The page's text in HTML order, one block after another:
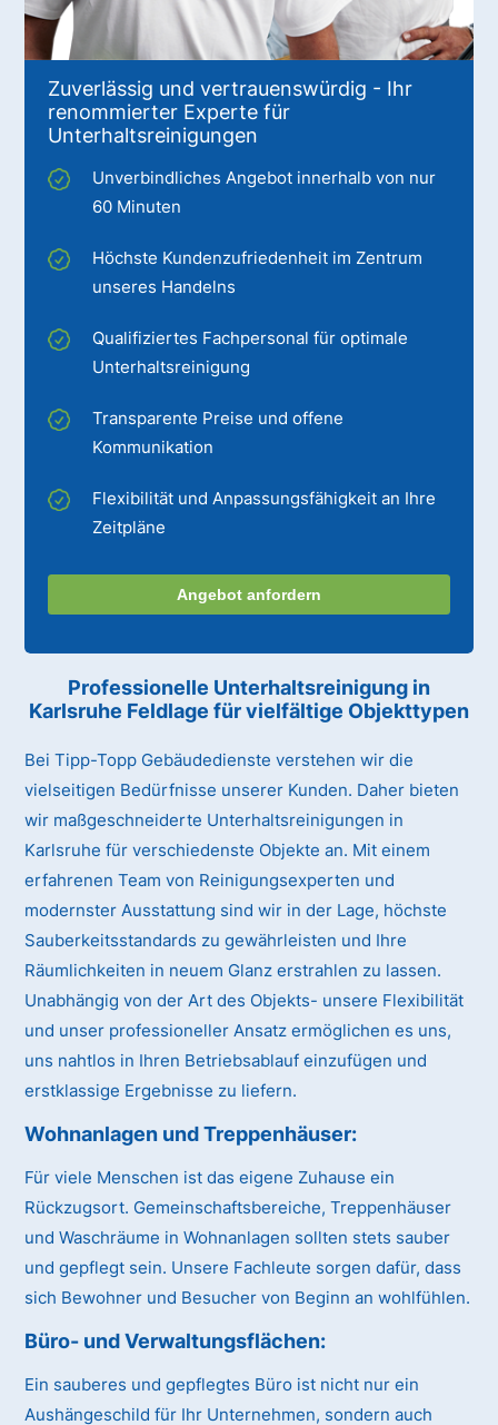
Zuverlässig und vertrauenswürdig - Ihr
renommierter Experte für
Unterhaltsreinigungen
Unverbindliches Angebot innerhalb von nur
60 Minuten
Höchste Kundenzufriedenheit im Zentrum
unseres Handelns
Qualifiziertes Fachpersonal für optimale
Unterhaltsreinigung
Transparente Preise und offene
Kommunikation
Flexibilität und Anpassungsfähigkeit an Ihre
Zeitpläne
Angebot anfordern
Professionelle Unterhaltsreinigung in
Karlsruhe Feldlage für vielfältige Objekttypen
Bei Tipp-Topp Gebäudedienste verstehen wir die
vielseitigen Bedürfnisse unserer Kunden. Daher bieten
wir maßgeschneiderte Unterhaltsreinigungen in
Karlsruhe für verschiedenste Objekte an. Mit einem
erfahrenen Team von Reinigungsexperten und
modernster Ausstattung sind wir in der Lage, höchste
Sauberkeitsstandards zu gewährleisten und Ihre
Räumlichkeiten in neuem Glanz erstrahlen zu lassen.
Unabhängig von der Art des Objekts- unsere Flexibilität
und unser professioneller Ansatz ermöglichen es uns,
uns nahtlos in Ihren Betriebsablauf einzufügen und
erstklassige Ergebnisse zu liefern.
Wohnanlagen und Treppenhäuser:
Für viele Menschen ist das eigene Zuhause ein
Rückzugsort. Gemeinschaftsbereiche, Treppenhäuser
und Waschräume in Wohnanlagen sollten stets sauber
und gepflegt sein. Unsere Fachleute sorgen dafür, dass
sich Bewohner und Besucher von Beginn an wohlfühlen.
Büro- und Verwaltungsflächen:
Ein sauberes und gepflegtes Büro ist nicht nur ein
Aushängeschild für Ihr Unternehmen, sondern auch